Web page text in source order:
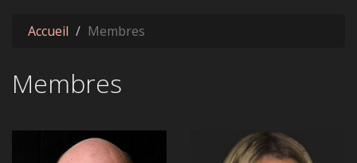
Accueil Membres
Membres